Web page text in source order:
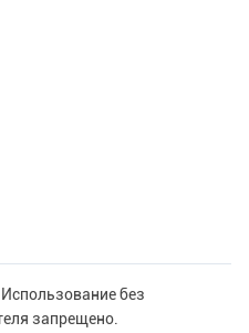
без
запрещено.